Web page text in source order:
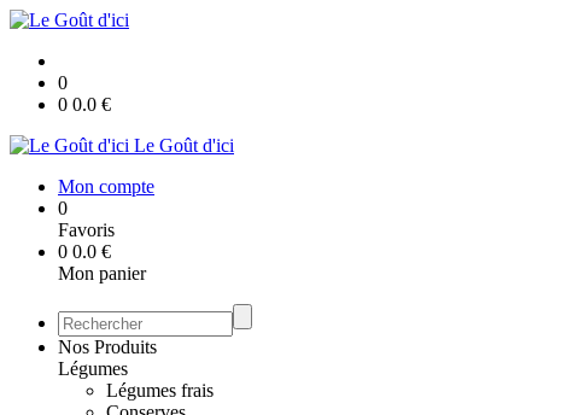
0
0 0.0 €
Le Goût d'ici
Mon compte
0
Favoris
0 0.0 €
Mon panier
Nos Produits
Légumes
Légumes frais